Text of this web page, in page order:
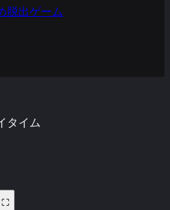
脱出ゲーム
タイム
⛶